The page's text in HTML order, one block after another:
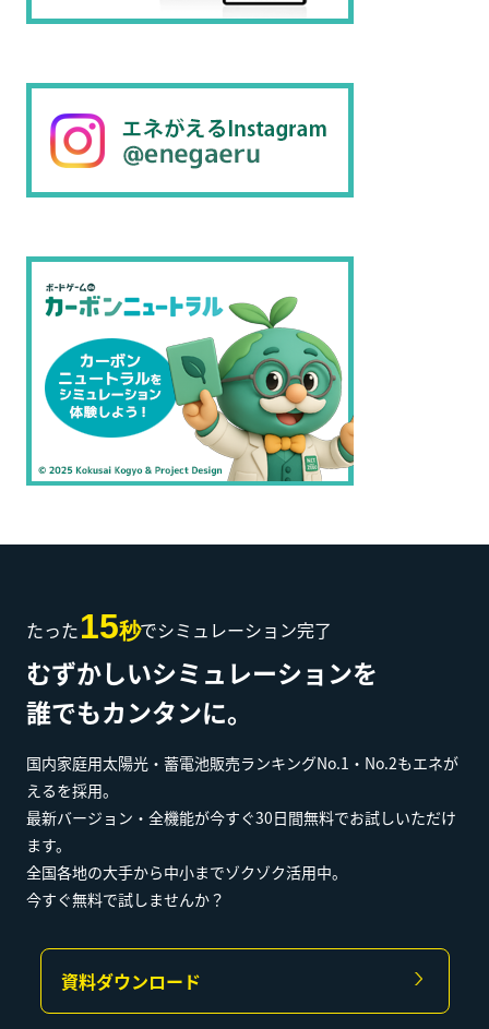
たった15秒でシミュレーション完了
むずかしいシミュレーションを
誰でもカンタンに。
国内家庭用太陽光・蓄電池販売ランキングNo.1・No.2もエネが
えるを採用。
最新バージョン・全機能が今すぐ30日間無料でお試しいただけ
ます。
全国各地の大手から中小までゾクゾク活用中。
今すぐ無料で試しませんか？
資料ダウンロード